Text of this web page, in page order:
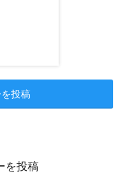
投稿
を投稿